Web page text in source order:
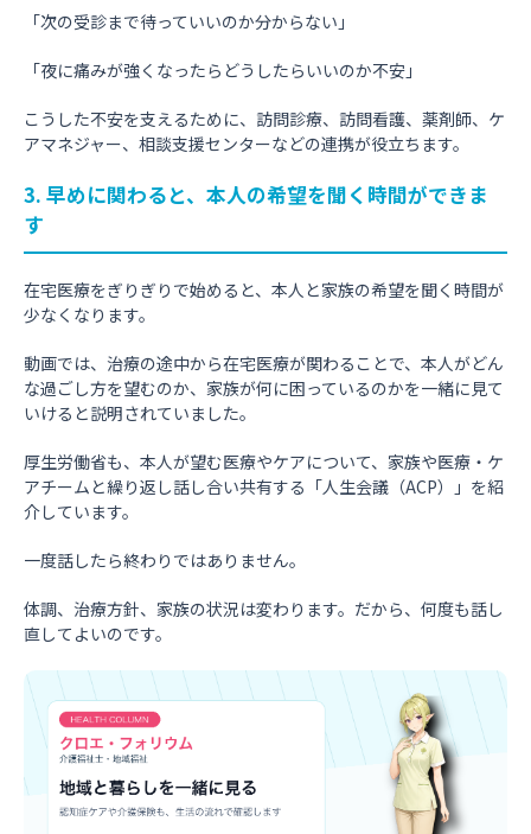
「次の受診まで待っていいのか分からない」
「夜に痛みが強くなったらどうしたらいいのか不安」
こうした不安を支えるために、訪問診療、訪問看護、薬剤師、ケ
アマネジャー、相談支援センターなどの連携が役立ちます。
3. 早めに関わると、本人の希望を聞く時間ができま
す
在宅医療をぎりぎりで始めると、本人と家族の希望を聞く時間が
少なくなります。
動画では、治療の途中から在宅医療が関わることで、本人がどん
な過ごし方を望むのか、家族が何に困っているのかを一緒に見て
いけると説明されていました。
厚生労働省も、本人が望む医療やケアについて、家族や医療・ケ
アチームと繰り返し話し合い共有する「人生会議（ACP）」を紹
介しています。
一度話したら終わりではありません。
体調、治療方針、家族の状況は変わります。だから、何度も話し
直してよいのです。